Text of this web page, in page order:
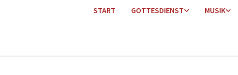
START GOTTESDIENST MUSIK